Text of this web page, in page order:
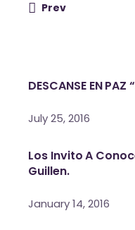
Prev
DESCANSE EN PAZ
July 25, 2016
Los Invito A
Guillen.
January 14, 2016